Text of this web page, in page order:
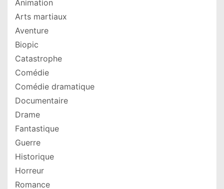
Animation
Arts martiaux
Aventure
Biopic
Catastrophe
Comédie
Comédie dramatique
Documentaire
Drame
Fantastique
Guerre
Historique
Horreur
Romance